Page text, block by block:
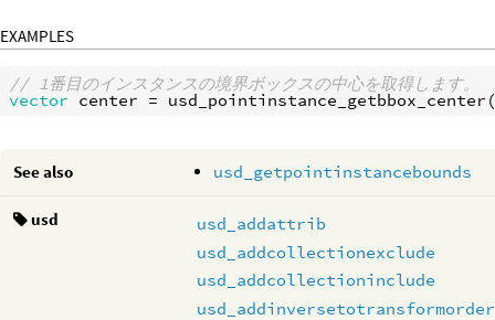
EXAMPLES
// 1番目のインスタンスの境界ボックスの中心を取得します。
vector center = usd_pointinstance_getbbox_center (
See also usd_getpointinstancebounds
usd
usd_addattrib
usd_addcollectionexclude
usd_addcollectioninclude
usd_addinversetotransformorder